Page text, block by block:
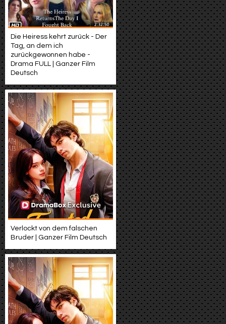
Die Heiress kehrt zurück - Der
Tag, an dem ich
zurückgewonnen habe -
Drama FULL | Ganzer Film
Deutsch
Verlockt von dem falschen
Bruder | Ganzer Film Deutsch